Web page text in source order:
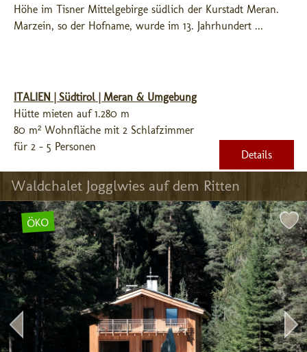
Höhe im Tisner Mittelgebirge südlich der Kurstadt Meran.
Marzein, so der Hofname, wurde im 13. Jahrhundert ...
ITALIEN | Südtirol | Meran & Umgebung
Hütte mieten auf 1.280 m
80 m² Wohnfläche mit 2 Schlafzimmer
für 2 - 5 Personen
Details
Waldchalet Jogglwies auf dem Ritten
ÖKO